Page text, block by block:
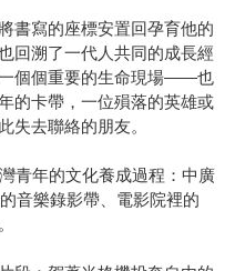
書寫的座標安置回孕育他的
回溯了一代人共同的成長經
個個重要的生命現場——也
的卡帶，一位殞落的英雄或
失去聯絡的朋友。
青年的文化養成過程：中廣
音樂錄影帶、電影院裡的